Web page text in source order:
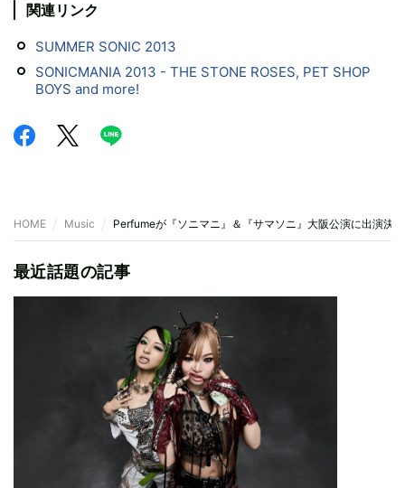
関連リンク
SUMMER SONIC 2013
SONICMANIA 2013 - THE STONE ROSES, PET SHOP
BOYS and more!
HOME Music Perfumeが『ソニマニ』＆『サマソニ』大阪公演に出演決定
最近話題の記事